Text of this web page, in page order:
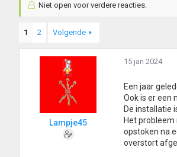
Niet open voor verdere reacties.
1 2 Volgende
Lampje45
15 jan 2024
Een jaar
Ook is er een
De installatie
Het
opstoken na
overstort